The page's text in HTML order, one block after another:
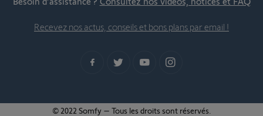
Recevez nos actus, conseils et bons plans par email !
© 2022 Somfy – Tous les droits sont réservés.